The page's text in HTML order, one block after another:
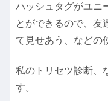
ハッシュタグがユニ
とができるので、友
て見せあう、などの
私のトリセツ診断、
す。